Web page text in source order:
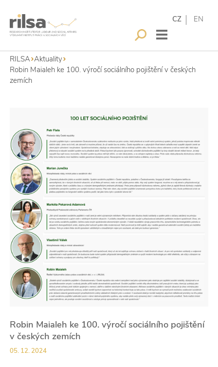
CZ EN
RILSA Aktuality
Robin Maialeh ke 100. výročí sociálního pojištění v českých
zemích
Robin Maialeh ke 100. výročí sociálního pojištění
v českých zemích
05. 12. 2024